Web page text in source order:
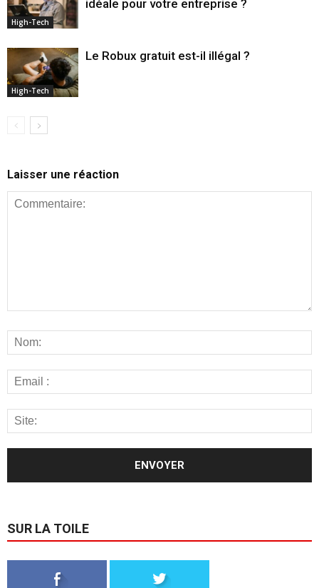
High-Tech
idéale pour votre entreprise ?
High-Tech
Le Robux gratuit est-il illégal ?
Laisser une réaction
SUR LA TOILE